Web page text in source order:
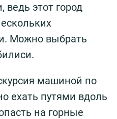
ведь этот город
Можно выбрать
машиной по
ехать путями вдоль
на горные